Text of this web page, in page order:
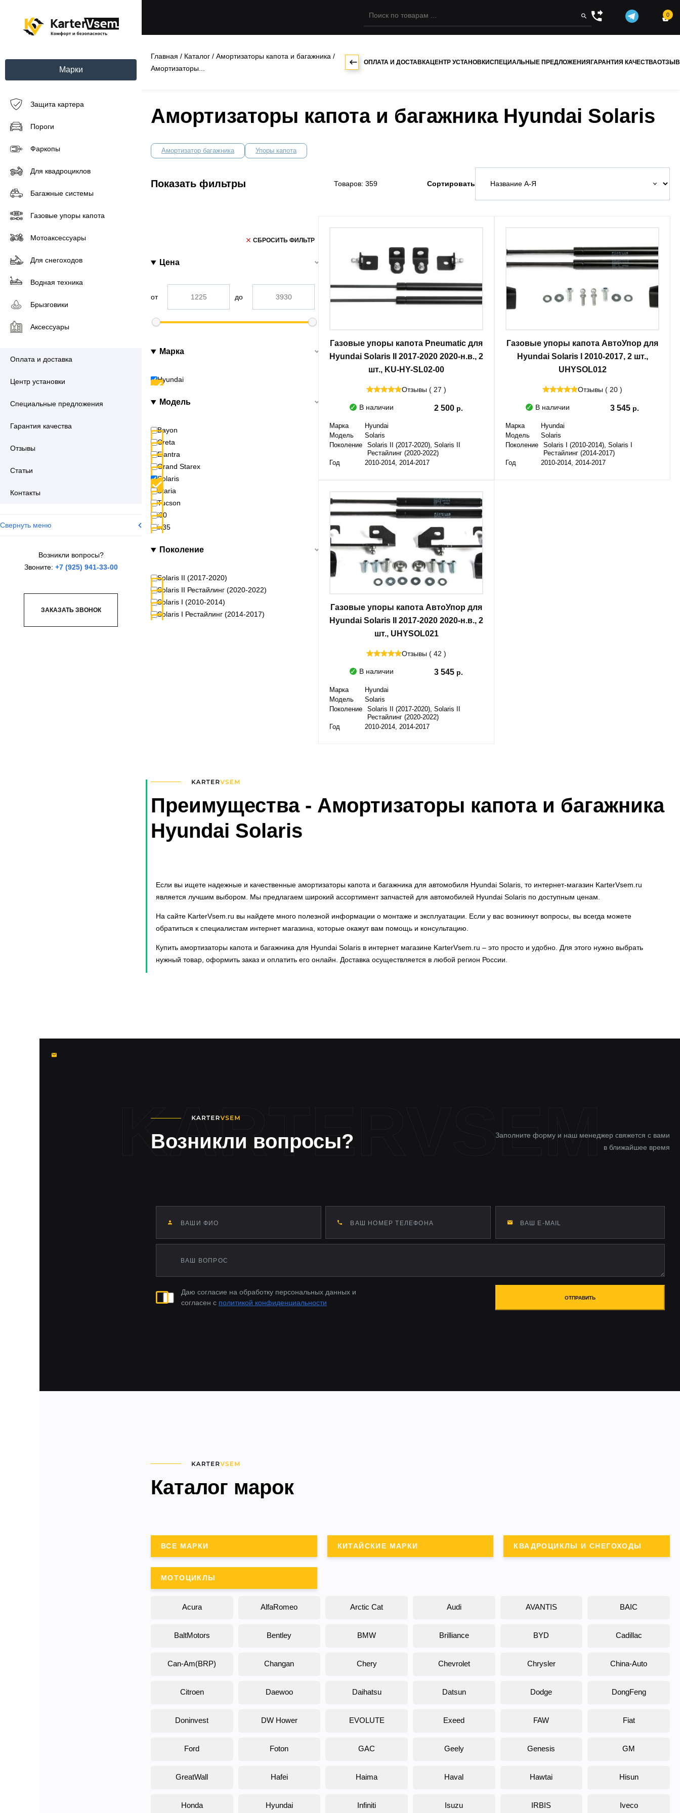
Марки
Защита картера
Пороги
Фаркопы
Для квадроциклов
Багажные системы
Газовые упоры капота
Мотоаксессуары
Для снегоходов
Водная техника
Брызговики
Аксессуары
Оплата и доставка
Центр установки
Специальные предложения
Гарантия качества
Отзывы
Статьи
Контакты
Свернуть меню
Возникли вопросы?
Звоните: +7 (925) 941-33-00
ЗАКАЗАТЬ ЗВОНОК
 
0
Главная / Каталог / Амортизаторы капота и багажника /
Амортизаторы...
ОПЛАТА И ДОСТАВКАЦЕНТР УСТАНОВКИСПЕЦИАЛЬНЫЕ ПРЕДЛОЖЕНИЯГАРАНТИЯ КАЧЕСТВА
Амортизаторы капота и багажника Hyundai Solaris
Амортизатор багажника Упоры капота
Показать фильтры Товаров: 359 Сортировать
СБРОСИТЬ ФИЛЬТР
Цена
от до
Марка
Hyundai
Модель
Bayon
Creta
Elantra
Grand Starex
Solaris
Staria
Tucson
i30
ix35
Поколение
Solaris II (2017-2020)
Solaris II Рестайлинг (2020-2022)
Solaris I (2010-2014)
Solaris I Рестайлинг (2014-2017)
Газовые упоры капота Pneumatic для
Hyundai Solaris II 2017-2020 2020-н.в., 2
шт., KU-HY-SL02-00
Отзывы ( 27 )
В наличии 2 500
Марка
Hyundai
Модель
Solaris
Поколение
Solaris II (2017-2020), Solaris II
Рестайлинг (2020-2022)
Год
2010-2014, 2014-2017
Газовые упоры капота АвтоУпор для
Hyundai Solaris I 2010-2017, 2 шт.,
UHYSOL012
Отзывы ( 20 )
В наличии 3 545
Марка
Hyundai
Модель
Solaris
Поколение
Solaris I (2010-2014), Solaris I
Рестайлинг (2014-2017)
Год
2010-2014, 2014-2017
Газовые упоры капота АвтоУпор для
Hyundai Solaris II 2017-2020 2020-н.в., 2
шт., UHYSOL021
Отзывы ( 42 )
В наличии 3 545
Марка
Hyundai
Модель
Solaris
Поколение
Solaris II (2017-2020), Solaris II
Рестайлинг (2020-2022)
Год
2010-2014, 2014-2017
Преимущества- Амортизаторы капота и багажника
Hyundai Solaris
Если вы ищете надежные и качественные амортизаторы капота и багажника для автомобиля Hyundai Solaris, то интернет-магазин KarterVsem.ru
является лучшим выбором. Мы предлагаем широкий ассортимент запчастей для автомобилей Hyundai Solaris по доступным ценам.
На сайте KarterVsem.ru вы найдете много полезной информации о монтаже и эксплуатации. Если у вас возникнут вопросы, вы всегда можете
обратиться к специалистам интернет магазина, которые окажут вам помощь и консультацию.
Купить амортизаторы капота и багажника для Hyundai Solaris в интернет магазине KarterVsem.ru – это просто и удобно. Для этого нужно выбрать
нужный товар, оформить заказ и оплатить его онлайн. Доставка осуществляется в любой регион России.
Возникли вопросы?
Заполните форму и наш менеджер свяжется с вами
в ближайшее время
Даю согласие на обработку персональных данных и
согласен с политикой конфиденциальности
ОТПРАВИТЬ
Каталог марок
ВСЕ МАРКИ КИТАЙСКИЕ МАРКИ КВАДРОЦИКЛЫ И СНЕГОХОДЫ
МОТОЦИКЛЫ
Acura AlfaRomeo Arctic Cat Audi AVANTIS BAIC
BaltMotors Bentley BMW Brilliance BYD Cadillac
Can-Am(BRP) Changan Chery Chevrolet Chrysler China-Auto
Citroen Daewoo Daihatsu Datsun Dodge DongFeng
Doninvest DW Hower EVOLUTE Exeed FAW Fiat
Ford Foton GAC Geely Genesis GM
GreatWall Hafei Haima Haval Hawtai Hisun
Honda Hyundai Infiniti Isuzu IRBIS Iveco